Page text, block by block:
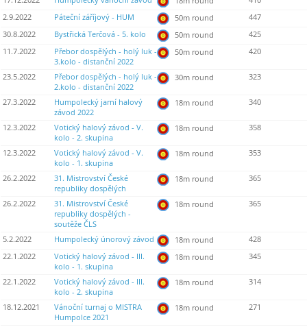
2.9.2022
Páteční záříjový - HUM 50m round
447
30.8.2022
Bystřická Terčová - 5. kolo 50m round
425
11.7.2022
Přebor dospělých - holý luk -
3.kolo - distanční 2022
50m round 420
23.5.2022
Přebor dospělých - holý luk -
2.kolo - distanční 2022
30m round 323
27.3.2022
Humpolecký jarní halový
závod 2022
18m round 340
12.3.2022
Votický halový závod - V.
kolo - 2. skupina
18m round 358
12.3.2022
Votický halový závod - V.
kolo - 1. skupina
18m round 353
26.2.2022
31. Mistrovství České
republiky dospělých
18m round 365
26.2.2022
31. Mistrovství České
republiky dospělých -
soutěže ČLS
18m round 365
5.2.2022 Humpolecký únorový závod 18m round
428
22.1.2022
Votický halový závod - III.
kolo - 1. skupina
18m round 345
22.1.2022
Votický halový závod - III.
kolo - 2. skupina
18m round 314
18.12.2021
Vánoční turnaj o MISTRA
Humpolce 2021
18m round 271